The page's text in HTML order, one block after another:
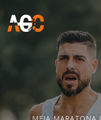
MEIA MARATONA